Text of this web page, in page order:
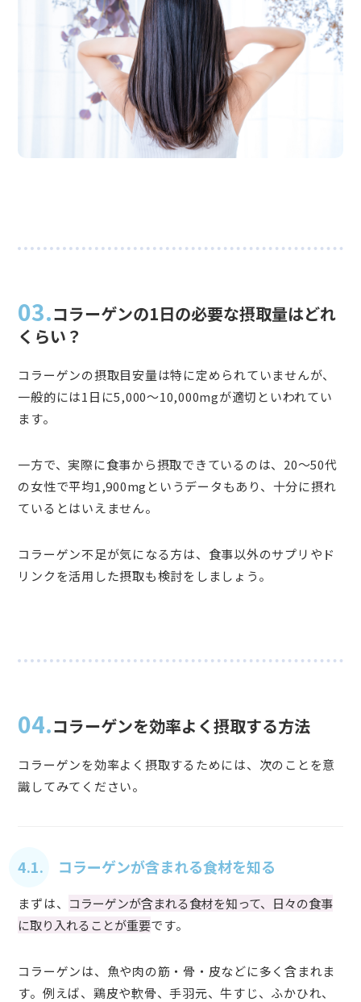
03.コラーゲンの1日の必要な摂取量はどれ
くらい？
コラーゲンの摂取目安量は特に定められていませんが、
一般的には1日に5,000〜10,000mgが適切といわれてい
ます。
一方で、実際に食事から摂取できているのは、20〜50代
の女性で平均1,900mgというデータもあり、十分に摂れ
ているとはいえません。
コラーゲン不足が気になる方は、食事以外のサプリやド
リンクを活用した摂取も検討をしましょう。
04.コラーゲンを効率よく摂取する方法
コラーゲンを効率よく摂取するためには、次のことを意
識してみてください。
4.1. コラーゲンが含まれる食材を知る
まずは、 コラーゲンが含まれる食材を知って、日々の食事
に取り入れることが重要です。
コラーゲンは、魚や肉の筋・骨・皮などに多く含まれま
す。例えば、鶏皮や軟骨、手羽元、牛すじ、ふかひれ、